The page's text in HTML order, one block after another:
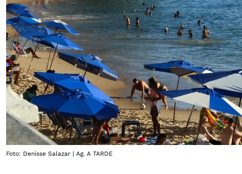
Foto: Denisse Salazar | Ag. A TARDE